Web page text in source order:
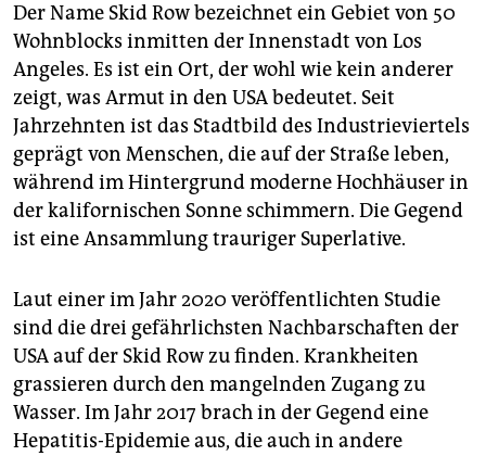
Der Name Skid Row bezeichnet ein Gebiet von 50
Wohnblocks inmitten der Innenstadt von Los
Angeles. Es ist ein Ort, der wohl wie kein anderer
zeigt, was Armut in den USA bedeutet. Seit
Jahrzehnten ist das Stadtbild des Industrieviertels
geprägt von Menschen, die auf der Straße leben,
während im Hintergrund moderne Hochhäuser in
der kalifornischen Sonne schimmern. Die Gegend
ist eine Ansammlung trauriger Superlative.
Laut einer im Jahr 2020 veröffentlichten Studie
sind die drei gefährlichsten Nachbarschaften der
USA auf der Skid Row zu finden. Krankheiten
grassieren durch den mangelnden Zugang zu
Wasser. Im Jahr 2017 brach in der Gegend eine
Hepatitis-Epidemie aus, die auch in andere